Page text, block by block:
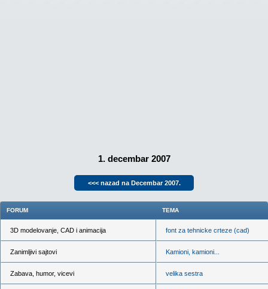
1. decembar 2007
<<< nazad na Decembar 2007.
FORUM TEMA
3D modelovanje, CAD i animacija font za tehnicke crteze (cad)
Zanimljivi sajtovi Kamioni, kamioni...
Zabava, humor, vicevi velika sestra